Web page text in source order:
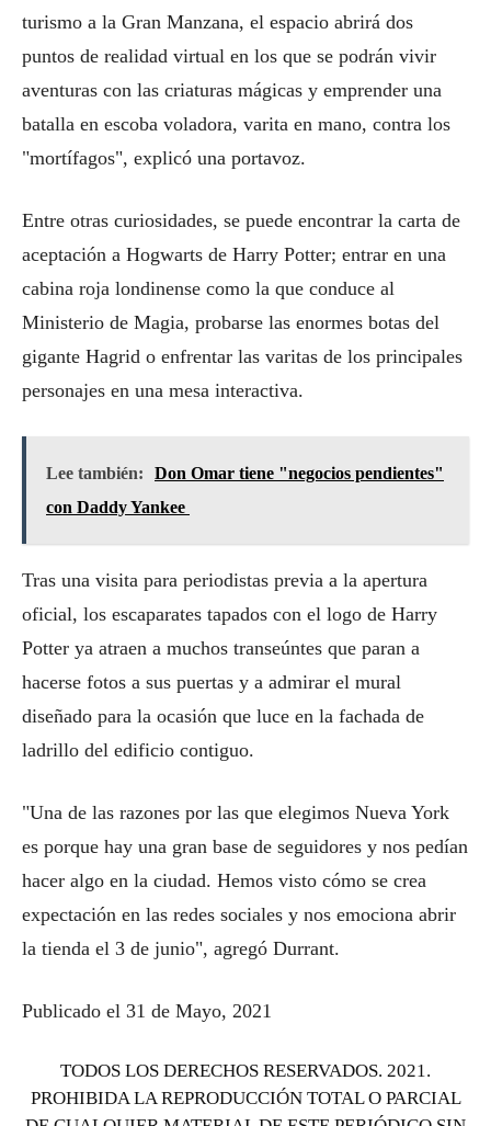
turismo a la Gran Manzana, el espacio abrirá dos
puntos de realidad virtual en los que se podrán vivir
aventuras con las criaturas mágicas y emprender una
batalla en escoba voladora, varita en mano, contra los
"mortífagos", explicó una portavoz.
Entre otras curiosidades, se puede encontrar la carta de
aceptación a Hogwarts de Harry Potter; entrar en una
cabina roja londinense como la que conduce al
Ministerio de Magia, probarse las enormes botas del
gigante Hagrid o enfrentar las varitas de los principales
personajes en una mesa interactiva.
Lee también:
Don Omar tiene "negocios pendientes"
con Daddy Yankee
Tras una visita para periodistas previa a la apertura
oficial, los escaparates tapados con el logo de Harry
Potter ya atraen a muchos transeúntes que paran a
hacerse fotos a sus puertas y a admirar el mural
diseñado para la ocasión que luce en la fachada de
ladrillo del edificio contiguo.
"Una de las razones por las que elegimos Nueva York
es porque hay una gran base de seguidores y nos pedían
hacer algo en la ciudad. Hemos visto cómo se crea
expectación en las redes sociales y nos emociona abrir
la tienda el 3 de junio", agregó Durrant.
Publicado el 31 de Mayo, 2021
TODOS LOS DERECHOS RESERVADOS. 2021.
PROHIBIDA LA REPRODUCCIÓN TOTAL O PARCIAL